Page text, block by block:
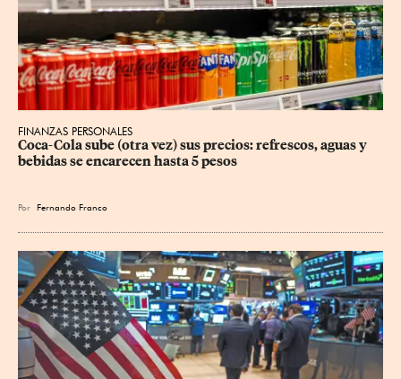
FINANZAS PERSONALES
Coca-Cola sube (otra vez) sus precios: refrescos, aguas y
bebidas se encarecen hasta 5 pesos
Por Fernando Franco